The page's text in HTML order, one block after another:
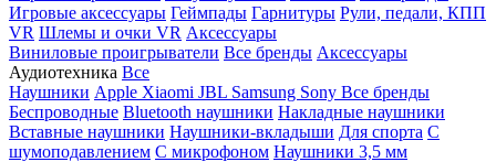
Игровые аксессуары Геймпады Гарнитуры Рули, педали, КПП
VR Шлемы и очки VR Аксессуары
Виниловые проигрыватели Все бренды Аксессуары
Аудиотехника Все
Наушники Apple Xiaomi JBL Samsung Sony Все бренды
Беспроводные Bluetooth наушники Накладные наушники
Вставные наушники Наушники-вкладыши Для спорта С
шумоподавлением С микрофоном Наушники 3,5 мм